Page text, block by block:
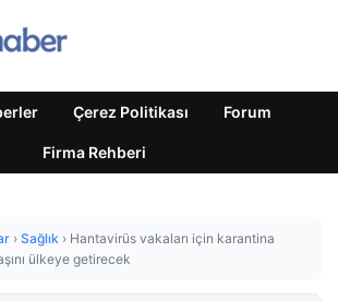
Çerez Politikası Forum
Firma Rehberi
› Sağlık › Hantavirüs vakaları için karantina
ülkeye getirecek